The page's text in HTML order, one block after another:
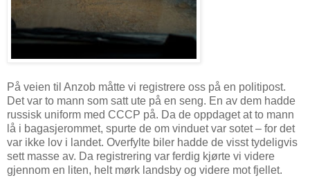
På veien til Anzob måtte vi registrere oss på en politipost.
Det var to mann som satt ute på en seng. En av dem hadde
russisk uniform med CCCP på. Da de oppdaget at to mann
lå i bagasjerommet, spurte de om vinduet var sotet – for det
var ikke lov i landet. Overfylte biler hadde de visst tydeligvis
sett masse av. Da registrering var ferdig kjørte vi videre
gjennom en liten, helt mørk landsby og videre mot fjellet.